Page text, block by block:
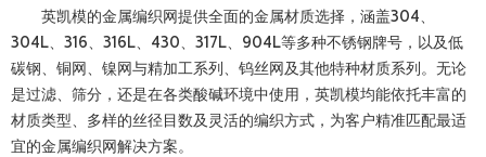
英凯模的金属编织网提供全面的金属材质选择，涵盖304、
304L、316、316L、430、317L、904L等多种不锈钢牌号，以及低
碳钢、铜网、镍网与精加工系列、钨丝网及其他特种材质系列。无论
是过滤、筛分，还是在各类酸碱环境中使用，英凯模均能依托丰富的
材质类型、多样的丝径目数及灵活的编织方式，为客户精准匹配最适
宜的金属编织网解决方案。